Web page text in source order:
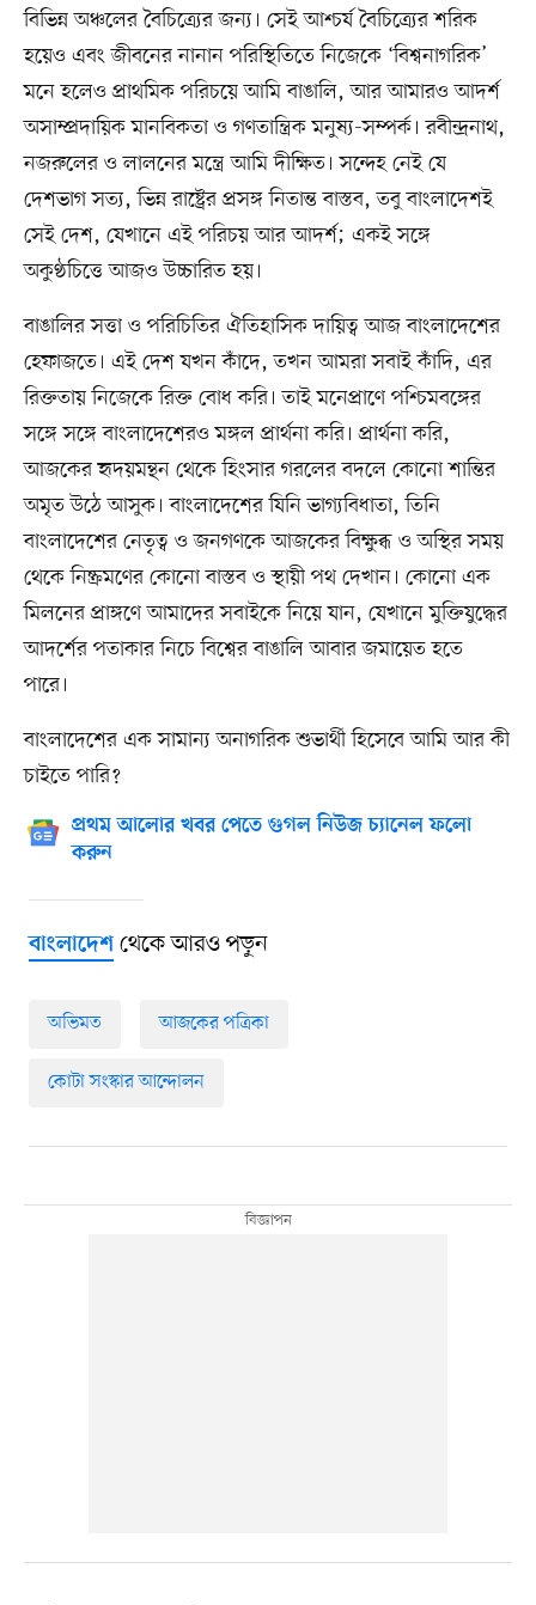
বিভিন্ন অঞ্চলের বৈচিত্র্যের জন্য। সেই আশ্চর্য বৈচিত্র্যের শরিক
হয়েও এবং জীবনের নানান পরিস্থিতিতে নিজেকে ‘বিশ্বনাগরিক’
মনে হলেও প্রাথমিক পরিচয়ে আমি বাঙালি, আর আমারও আদর্শ
অসাম্প্রদায়িক মানবিকতা ও গণতান্ত্রিক মনুষ্য-সম্পর্ক। রবীন্দ্রনাথ,
নজরুলের ও লালনের মন্ত্রে আমি দীক্ষিত। সন্দেহ নেই যে
দেশভাগ সত্য, ভিন্ন রাষ্ট্রের প্রসঙ্গ নিতান্ত বাস্তব, তবু বাংলাদেশই
সেই দেশ, যেখানে এই পরিচয় আর আদর্শ; একই সঙ্গে
অকুণ্ঠচিত্তে আজও উচ্চারিত হয়।
বাঙালির সত্তা ও পরিচিতির ঐতিহাসিক দায়িত্ব আজ বাংলাদেশের
হেফাজতে। এই দেশ যখন কাঁদে, তখন আমরা সবাই কাঁদি, এর
রিক্ততায় নিজেকে রিক্ত বোধ করি। তাই মনেপ্রাণে পশ্চিমবঙ্গের
সঙ্গে সঙ্গে বাংলাদেশেরও মঙ্গল প্রার্থনা করি। প্রার্থনা করি,
আজকের হৃদয়মন্থন থেকে হিংসার গরলের বদলে কোনো শান্তির
অমৃত উঠে আসুক। বাংলাদেশের যিনি ভাগ্যবিধাতা, তিনি
বাংলাদেশের নেতৃত্ব ও জনগণকে আজকের বিক্ষুব্ধ ও অস্থির সময়
থেকে নিষ্ক্রমণের কোনো বাস্তব ও স্থায়ী পথ দেখান। কোনো এক
মিলনের প্রাঙ্গণে আমাদের সবাইকে নিয়ে যান, যেখানে মুক্তিযুদ্ধের
আদর্শের পতাকার নিচে বিশ্বের বাঙালি আবার জমায়েত হতে
পারে।
বাংলাদেশের এক সামান্য অনাগরিক শুভার্থী হিসেবে আমি আর কী
চাইতে পারি?
প্রথম আলোর খবর পেতে গুগল নিউজ চ্যানেল ফলো
করুন
বাংলাদেশথেকে আরও পড়ুন
অভিমত আজকের পত্রিকা
কোটা সংস্কার আন্দোলন